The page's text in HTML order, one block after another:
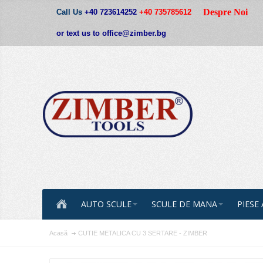
Call Us +40 723614252 +40 735785612
or text us to office@zimber.bg
Despre Noi
AUTO SCULE SCULE DE MANA
Acasă CUTIE METALICA CU 3 SERTARE - ZIMBER